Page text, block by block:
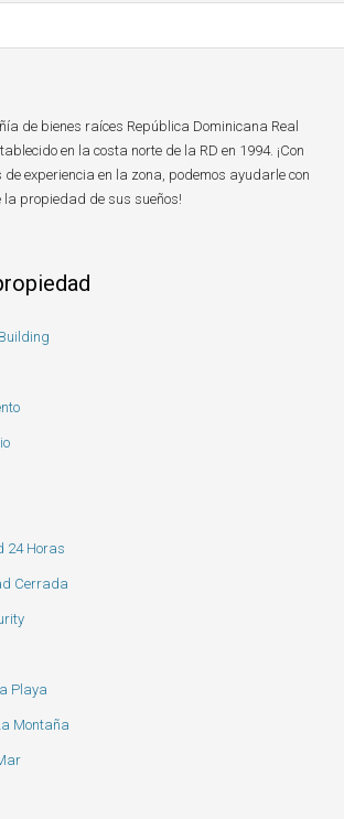
de bienes raíces República Dominicana Real
en la costa norte de la RD en 1994. ¡Con
de experiencia en la zona, podemos ayudarle con
propiedad de sus sueños!
24 Horas
Cerrada
Playa
Montaña